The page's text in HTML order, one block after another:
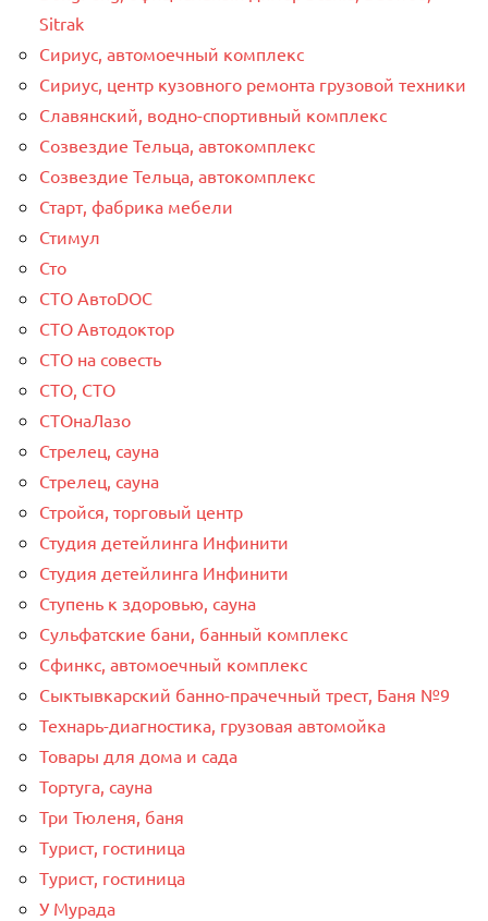
Sitrak
Сириус, автомоечный комплекс
Сириус, центр кузовного ремонта грузовой техники
Славянский, водно-спортивный комплекс
Созвездие Тельца, автокомплекс
Созвездие Тельца, автокомплекс
Старт, фабрика мебели
Стимул
Сто
СТО АвтоDOC
СТО Автодоктор
СТО на совесть
СТО, СТО
СТОнаЛазо
Стрелец, сауна
Стрелец, сауна
Стройся, торговый центр
Студия детейлинга Инфинити
Студия детейлинга Инфинити
Ступень к здоровью, сауна
Сульфатские бани, банный комплекс
Сфинкс, автомоечный комплекс
Сыктывкарский банно-прачечный трест, Баня №9
Технарь-диагностика, грузовая автомойка
Товары для дома и сада
Тортуга, сауна
Три Тюленя, баня
Турист, гостиница
Турист, гостиница
У Мурада